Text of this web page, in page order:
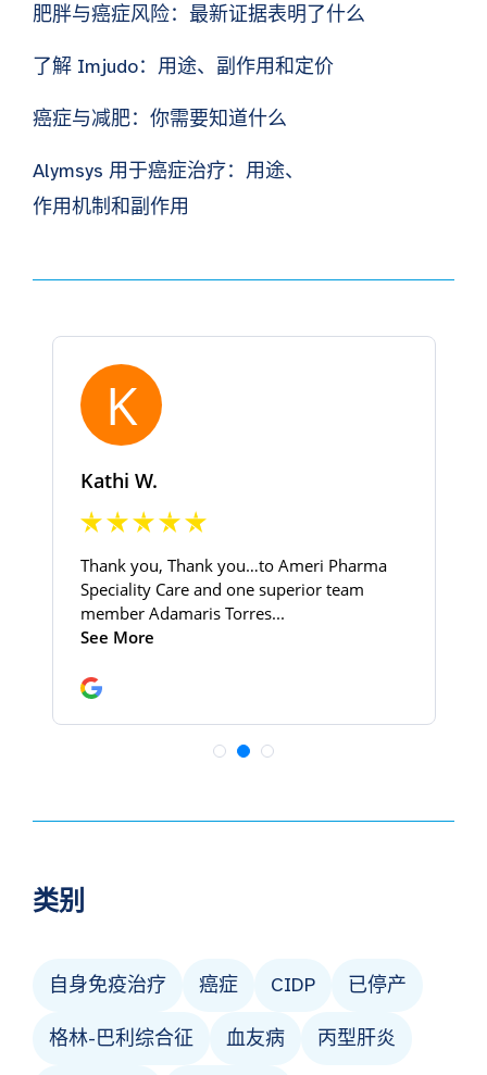
肥胖与癌症风险：最新证据表明了什么
了解 Imjudo：用途、副作用和定价
癌症与减肥：你需要知道什么
Alymsys 用于癌症治疗：用途、
作用机制和副作用
类别
自身免疫治疗 癌症 CIDP 已停产
格林-巴利综合征 血友病 丙型肝炎